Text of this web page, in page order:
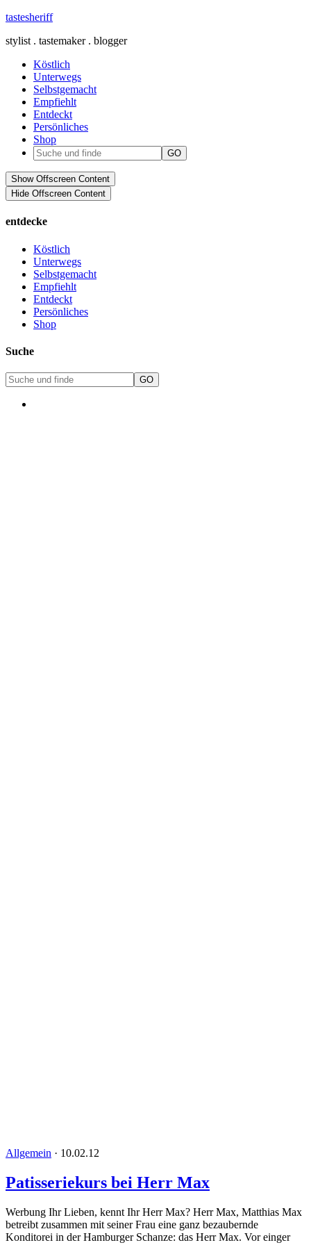
tastesheriff
stylist . tastemaker . blogger
Köstlich
Unterwegs
Selbstgemacht
Empfiehlt
Entdeckt
Persönliches
Shop
Show Offscreen Content
Hide Offscreen Content
entdecke
Köstlich
Unterwegs
Selbstgemacht
Empfiehlt
Entdeckt
Persönliches
Shop
Suche
Allgemein · 10.02.12
Patisseriekurs bei Herr Max
Werbung Ihr Lieben, kennt Ihr Herr Max? Herr Max, Matthias Max
betreibt zusammen mit seiner Frau eine ganz bezaubernde
Konditorei in der Hamburger Schanze: das Herr Max. Vor einger